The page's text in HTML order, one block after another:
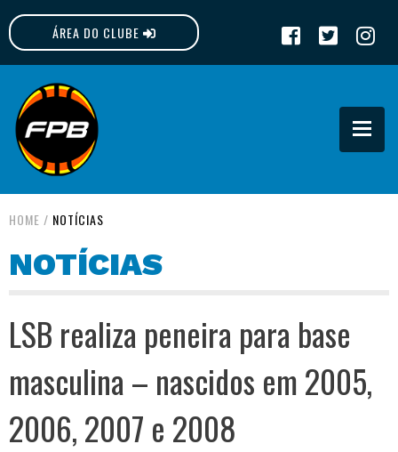
ÁREA DO CLUBE
FPB
HOME / NOTÍCIAS
NOTÍCIAS
LSB realiza peneira para base
masculina – nascidos em 2005,
2006, 2007 e 2008